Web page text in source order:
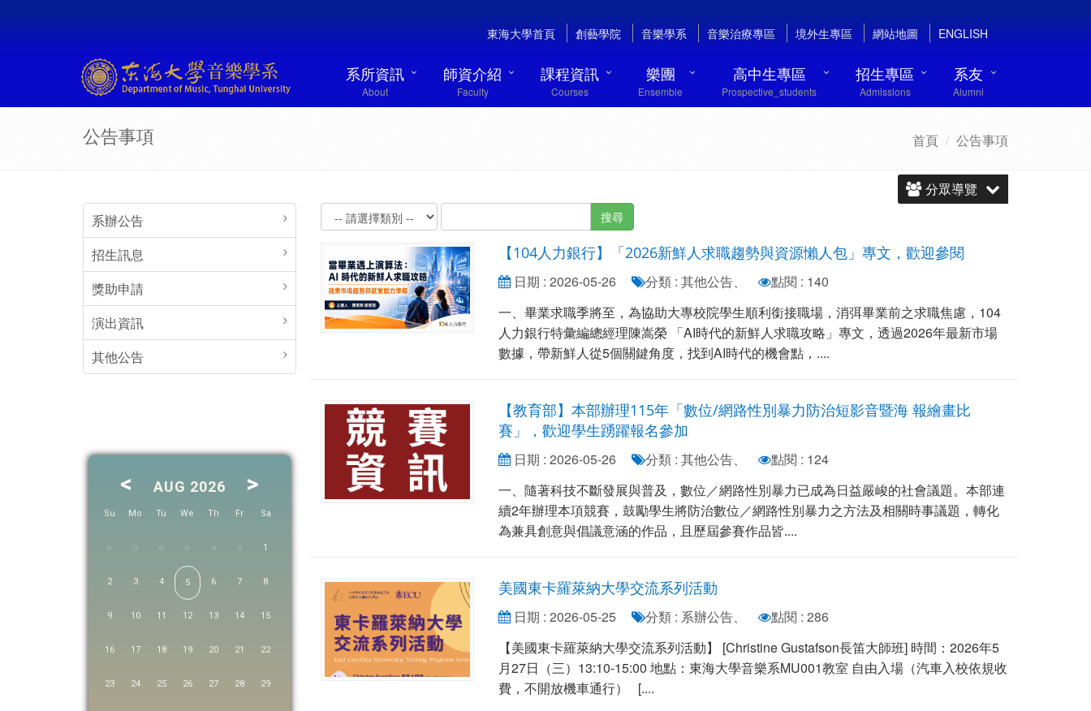
東海大學首頁 創藝學院 音樂學系 音樂治療專區 境外生專區 網站地圖 ENGLISH
系所資訊
About
師資介紹
Faculty
課程資訊
Courses
樂團
Ensemble
高中生專區
Prospective_students
招生專區
Admissions
系友
Alumni
公告事項 首頁 公告事項
分眾導覽
系辦公告
招生訊息
獎助申請
演出資訊
其他公告
< AUG 2026 >
Su Mo Tu We Th Fr Sa
1
2 3 4 5 6 7 8
9 10 11 12 13 14 15
16 17 18 19 20 21 22
23 24 25 26 27 28 29
搜尋
【104人力銀行】「2026新鮮人求職趨勢與資源懶人包」專文，歡迎參閱
日期 : 2026-05-26 分類 : 其他公告、
點閱 : 140
一、畢業求職季將至，為協助大專校院學生順利銜接職場，消弭畢業前之求職焦慮，104
人力銀行特彙編總經理陳嵩榮 「AI時代的新鮮人求職攻略」專文，透過2026年最新市場
數據，帶新鮮人從5個關鍵角度，找到AI時代的機會點，....
【教育部】本部辦理115年「數位/網路性別暴力防治短影音暨海 報繪畫比
賽」，歡迎學生踴躍報名參加
日期 : 2026-05-26 分類 : 其他公告、
點閱 : 124
一、隨著科技不斷發展與普及，數位／網路性別暴力已成為日益嚴峻的社會議題。本部連
續2年辦理本項競賽，鼓勵學生將防治數位／網路性別暴力之方法及相關時事議題，轉化
為兼具創意與倡議意涵的作品，且歷屆參賽作品皆....
美國東卡羅萊納大學交流系列活動
日期 : 2026-05-25 分類 : 系辦公告、
點閱 : 286
【美國東卡羅萊納大學交流系列活動】 [Christine Gustafson長笛大師班] 時間：2026年5
月27日（三）13:10-15:00 地點：東海大學音樂系MU001教室 自由入場（汽車入校依規收
費，不開放機車通行） [....